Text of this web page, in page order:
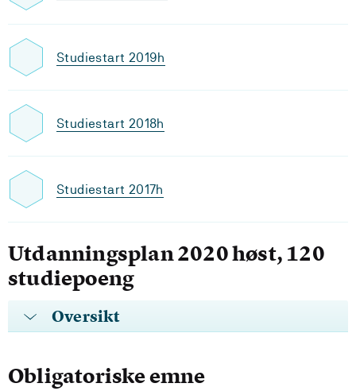
Studiestart 2019h
Studiestart 2018h
Studiestart 2017h
Utdanningsplan 2020 høst, 120
studiepoeng
Oversikt
Obligatoriske emne